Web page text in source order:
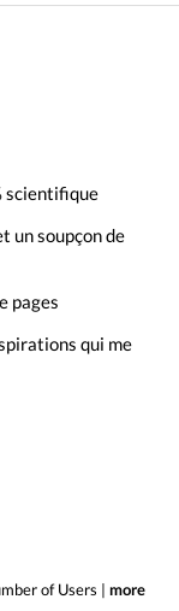
scientifique
un soupçon de
pages
qui me
of Users | more